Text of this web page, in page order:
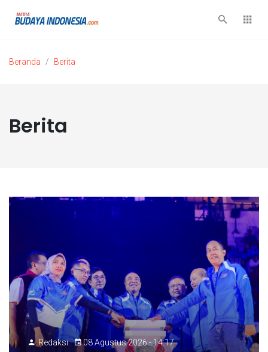
Beranda Berita
Berita
Redaksi 08 Agustus 2026 - 14:17